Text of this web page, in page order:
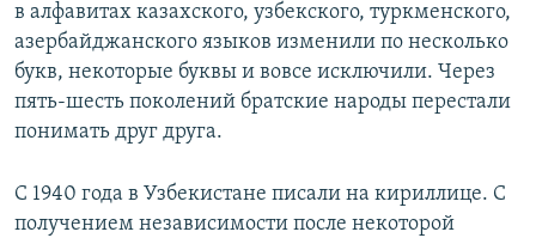
в алфавитах казахского, узбекского, туркменского,
азербайджанского языков изменили по несколько
букв, некоторые буквы и вовсе исключили. Через
пять-шесть поколений братские народы перестали
понимать друг друга.
С 1940 года в Узбекистане писали на кириллице. С
получением независимости после некоторой